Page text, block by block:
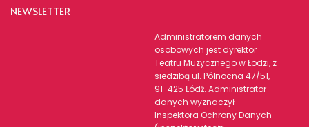
NEWSLETTER
Administratorem danych
osobowych jest dyrektor
Teatru Muzycznego w Łodzi, z
siedzibą ul. Północna 47/51,
91-425 Łódź. Administrator
danych wyznaczył
Inspektora Ochrony Danych